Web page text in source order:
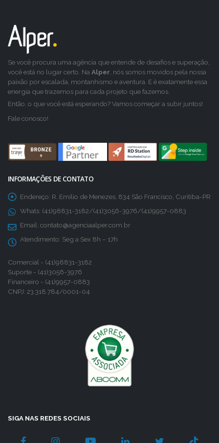
Se você procura uma agência que entende de desafios e superação,
você está no lugar certo. Na Alper , nós somos movidos pela nossa
paixão por escalada, montanhismo e aventura. E é exatamente essa
energia que trazemos para cada projeto que fazemos.
Então, o que você está esperando? Vamos começar a subir juntos!
Fale conosco!
INFORMAÇÕES DE CONTATO
Endereço: R. Emílio de Menezes, 834 São Francisco, Curitiba-PR
Whats: (41)98831-3182/(41)3056-3976/(41)9957-0883
Email: contato@agenciaalper.com.br
Atendimento: Seg a Sex 8h – 17h
Comercial - (41)98831-3182
Suporte - (41)3056-3976
Financeiro - (41)9957-0883
CNPJ: 23.318.784/0001-04
SIGA NAS REDES SOCIAIS